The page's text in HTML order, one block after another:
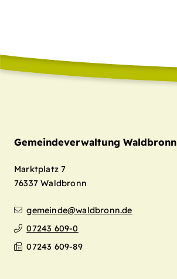
Gemeindeverwaltung Waldbronn
Marktplatz 7
76337 Waldbronn
gemeinde@waldbronn.de
07243 609-0
07243 609-89